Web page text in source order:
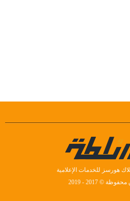
هورسز للخدمات الإعلامية
© 2017 - 2019